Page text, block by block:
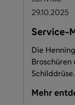
29.10.2025
Service-
Die
Broschüren
Schilddrüse.
Mehr